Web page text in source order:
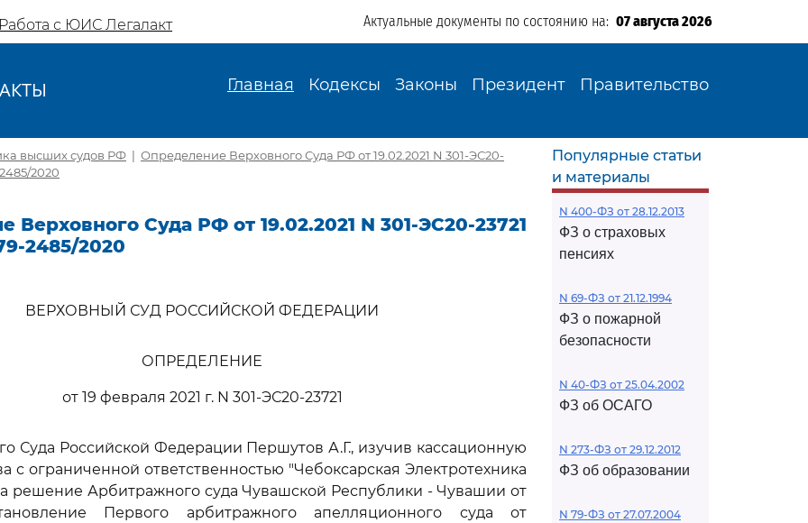
с ЮИС Легалакт Актуальные документы по состоянию на: 07 августа 2026
Главная Кодексы Законы Президент Правительство
высших судов РФ | Определение Верховного Суда РФ от 19.02.2021 N 301-ЭС20-
2020
Верховного Суда РФ от 19.02.2021 N 301-ЭС20-23721
2485/2020
ВЕРХОВНЫЙ СУД РОССИЙСКОЙ ФЕДЕРАЦИИ
ОПРЕДЕЛЕНИЕ
от 19 февраля 2021 г. N 301-ЭС20-23721
Суда Российской Федерации Першутов А.Г., изучив кассационную
с ограниченной ответственностью "Чебоксарская Электротехника
решение Арбитражного суда Чувашской Республики - Чувашии от
Первого арбитражного апелляционного суда от
Популярные статьи
и материалы
N 400-ФЗ от 28.12.2013
ФЗ о страховых
пенсиях
N 69-ФЗ от 21.12.1994
ФЗ о пожарной
безопасности
N 40-ФЗ от 25.04.2002
ФЗ об ОСАГО
N 273-ФЗ от 29.12.2012
ФЗ об образовании
N 79-ФЗ от 27.07.2004